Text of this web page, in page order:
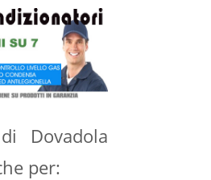
Dovadola
per: